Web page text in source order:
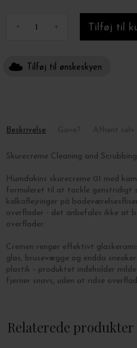
- +
Tilføj til ønskeskyen
Beskrivelse
Skurecreme Cleaning and
Humdakins skurecreme 01 med
formuleret til at tackle genstridigt
kalkaflejringer på
overflader - det anbefales ikke at
overflader.
Cremen rengør effektivt
glas, brusevægge og endda
plastik - produktet indeholder
fjerner snavs, uden at ridse
og poler overfladen med en tør klud.
Relaterede produkter